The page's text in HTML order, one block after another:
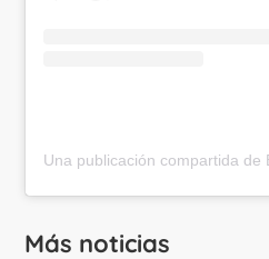
Más noticias